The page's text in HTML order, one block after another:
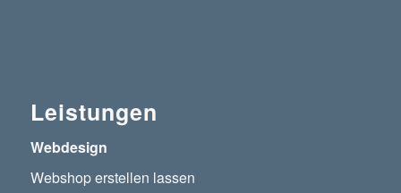
Leistungen
Webdesign
Webshop erstellen lassen